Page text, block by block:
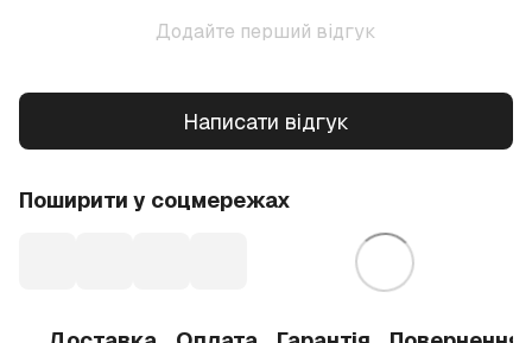
Додайте перший відгук
Написати відгук
Поширити у соцмережах